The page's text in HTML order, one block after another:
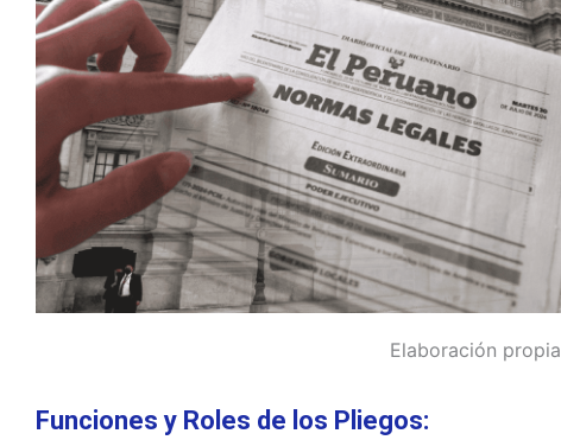
Elaboración propia
Funciones y Roles de los Pliegos: